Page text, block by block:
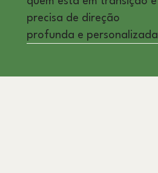
precisa de direção
profunda e personalizada